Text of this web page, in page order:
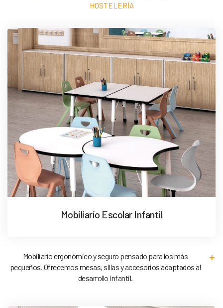
HOSTELERÍA
Mobiliario Escolar Infantil
Mobiliario ergonómico y seguro pensado para los más
pequeños. Ofrecemos mesas, sillas y accesorios adaptados al
desarrollo infantil.